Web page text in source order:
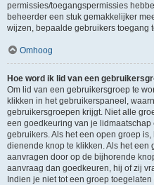
permissies/toegangspermissies
beheerder een stuk gemakkelijker
wijzen, bepaalde gebruikers toegang
Omhoog
Hoe word ik lid van een
Om lid van een gebruikersgroep te
klikken in het gebruikerspaneel,
gebruikersgroepen krijgt. Niet alle
een goedkeuring van je
gebruikers. Als het een open groep
dienende knop te klikken. Als het
aanvragen door op de bijhorende
aanvraag dan goedkeuren, hij of zij
Indien je niet tot een groep